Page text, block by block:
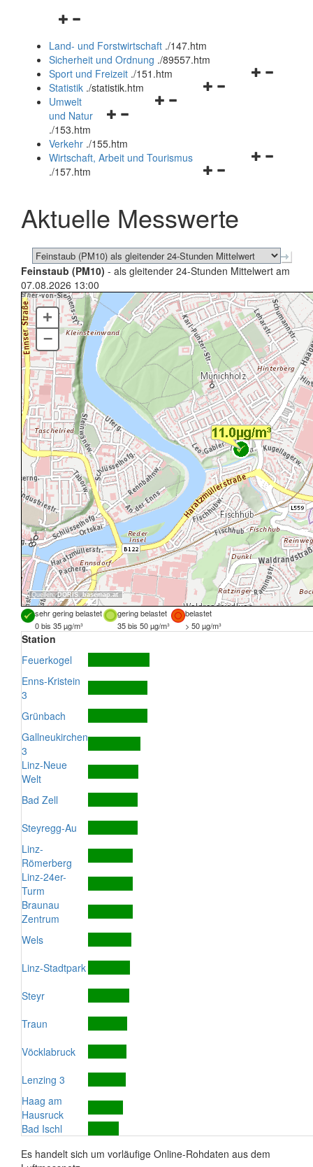
Navigationsmenü
und
schließen
Land- und Forstwirtschaft ./147.htm
Sicherheit und Ordnung ./89557.htm
Navigationsmenü
Sport und Freizeit ./151.htm
Navigationsmenü
Statistik ./statistik.htm
Navigationsmenü
und
schließen
Umwelt
und Natur
./153.htm
Verkehr ./155.htm
Navigationsmenü
schließen
Wirtschaft, Arbeit und Tourismus
./157.htm
Aktuelle Messwerte
Feinstaub (PM10) - als gleitender 24-Stunden Mittelwert am
07.08.2026 13:00
Quellen:DORIS, basemap.at
+
–
sehr gering belastet gering belastet
belastet
0 bis 35 µg/m³
35 bis 50 µg/m³ > 50 µg/m³
Station
Feuerkogel
Enns-Kristein
3
Grünbach
Gallneukirchen
3
Linz-Neue
Welt
Bad Zell
Steyregg-Au
Linz-
Römerberg
Linz-24er-
Turm
Braunau
Zentrum
Wels
Linz-Stadtpark
Steyr
Traun
Vöcklabruck
Lenzing 3
Haag am
Hausruck
Bad Ischl
Es handelt sich um vorläufige Online-Rohdaten aus dem